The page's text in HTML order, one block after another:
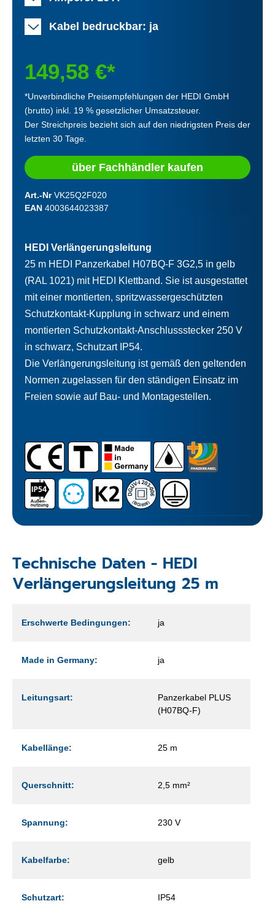
Kabel bedruckbar: ja
149,58 €*
*Unverbindliche Preisempfehlungen der HEDI GmbH
(brutto) inkl. 19 % gesetzlicher Umsatzsteuer.
Der Streichpreis bezieht sich auf den niedrigsten Preis der
letzten 30 Tage.
über Fachhändler kaufen
Art.-NrVK25Q2F020
EAN 4003644023387
HEDI Verlängerungsleitung
25 m HEDI Panzerkabel H07BQ-F 3G2,5 in gelb
(RAL 1021) mit HEDI Klettband. Sie ist ausgestattet
mit einer montierten, spritzwassergeschützten
Schutzkontakt-Kupplung in schwarz und einem
montierten Schutzkontakt-Anschlussstecker 250 V
in schwarz, Schutzart IP54.
Die Verlängerungsleitung ist gemäß den geltenden
Normen zugelassen für den ständigen Einsatz im
Freien sowie auf Bau- und Montagestellen.
Technische Daten - HEDI
Verlängerungsleitung 25 m
Erschwerte Bedingungen: ja
Made in Germany: ja
Leitungsart:
Panzerkabel PLUS
(H07BQ-F)
Kabellänge: 25 m
Querschnitt: 2,5 mm²
Spannung: 230 V
Kabelfarbe: gelb
Schutzart: IP54